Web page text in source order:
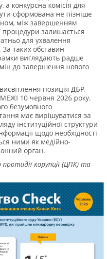
конкурсна комісія для
сформована не пізніше
між завершенням
процедури залишається
для ухвалення
За таких обставин
виглядають радше
до завершення нового
позиція ДБР,
10 червня 2026 року.
безумовного
має вирішуватися за
інституційної структури
щодо необхідності
ними як медійно-
орган.
протидії корупції (ЦПК) та